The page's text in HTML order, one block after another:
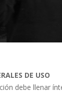
DE USO
debe llenar